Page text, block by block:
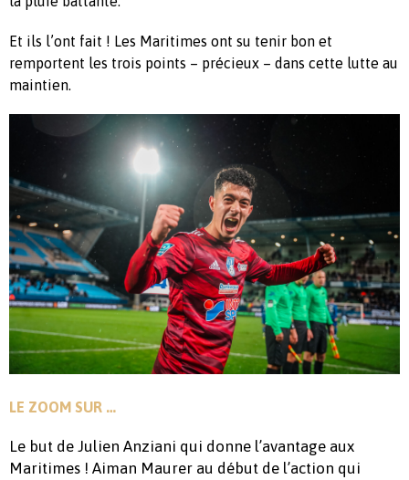
Et ils l’ont fait ! Les Maritimes ont su tenir bon et
remportent les trois points – précieux – dans cette lutte au
maintien.
LE ZOOM SUR …
Le but de Julien Anziani qui donne l’avantage aux
Maritimes ! Aiman Maurer au début de l’action qui